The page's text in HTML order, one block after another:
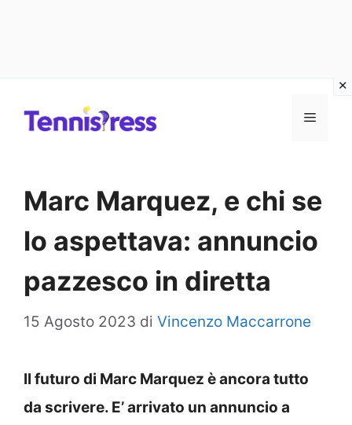
MENU
Marc Marquez, e chi se
lo aspettava: annuncio
pazzesco in diretta
15 Agosto 2023 di Vincenzo Maccarrone
Il futuro di Marc Marquez è ancora tutto
da scrivere. E’ arrivato un annuncio a